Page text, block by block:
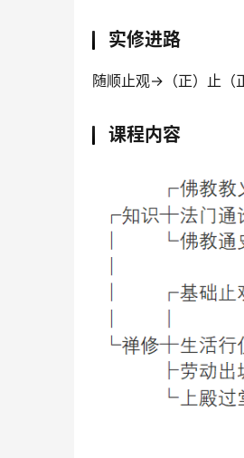
实修进路
随顺止观→（正）止（
课程内容